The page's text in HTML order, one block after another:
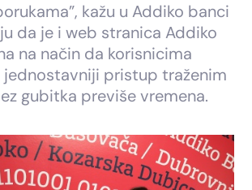
kažu u Addiko banci
da je i web stranica Addiko
na način da korisnicima
pristup traženim
gubitka previše vremena.